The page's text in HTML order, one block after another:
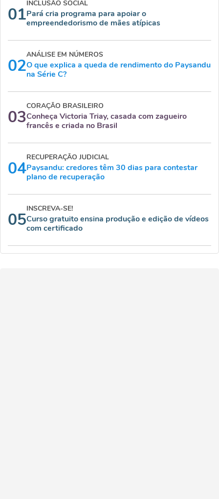
01
INCLUSÃO SOCIAL
Pará cria programa para apoiar o
empreendedorismo de mães atípicas
02
ANÁLISE EM NÚMEROS
O que explica a queda de rendimento do Paysandu
na Série C?
03
CORAÇÃO BRASILEIRO
Conheça Victoria Triay, casada com zagueiro
francês e criada no Brasil
04
RECUPERAÇÃO JUDICIAL
Paysandu: credores têm 30 dias para contestar
plano de recuperação
05
INSCREVA-SE!
Curso gratuito ensina produção e edição de vídeos
com certificado